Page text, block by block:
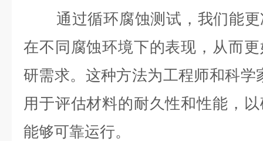
通过循环腐蚀测试，我们能
在不同腐蚀环境下的表现，从而
研需求。这种方法为工程师和科学
用于评估材料的耐久性和性能，
能够可靠运行。